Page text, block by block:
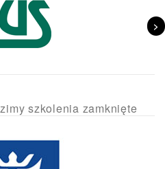
>
szkolenia zamknięte